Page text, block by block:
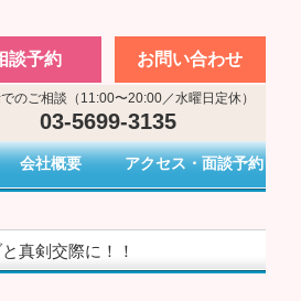
談予約 お問い合わせ
のご相談（11:00〜20:00／水曜日定休）
03-5699-3135
会社概要 アクセス・面談予約
真剣交際に！！